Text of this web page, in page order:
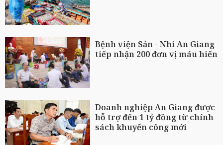
Bệnh viện Sản - Nhi An Giang
tiếp nhận 200 đơn vị máu hiến
Doanh nghiệp An Giang được
hỗ trợ đến 1 tỷ đồng từ chính
sách khuyến công mới